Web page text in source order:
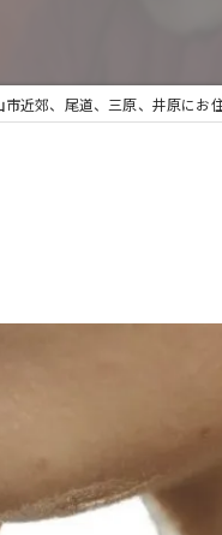
市近郊、尾道、三原、井原に